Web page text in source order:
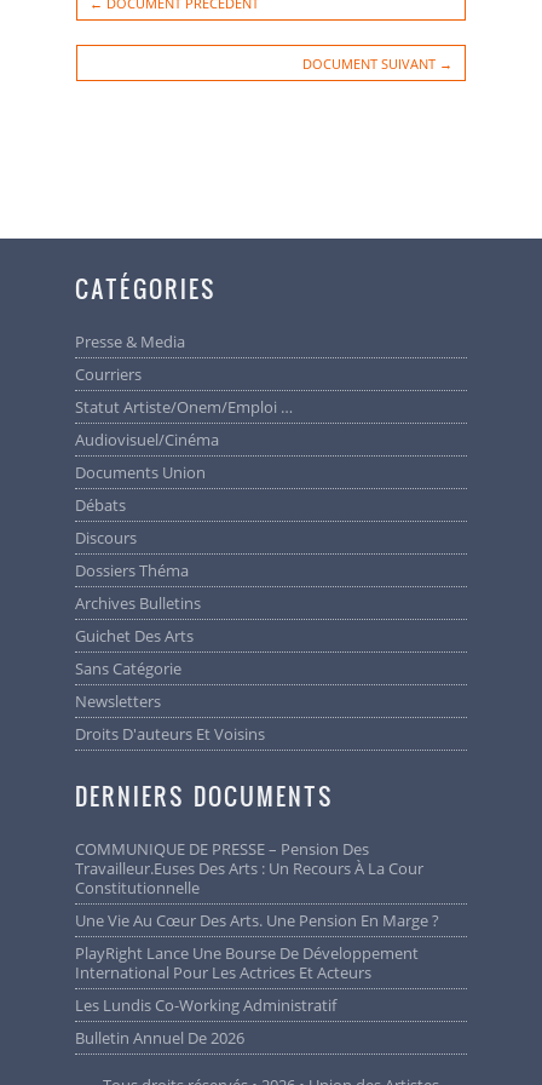
DOCUMENT SUIVANT →
CATÉGORIES
Presse & Media
Courriers
Statut Artiste/Onem/Emploi …
Audiovisuel/cinéma
Documents Union
Débats
Discours
Dossiers Théma
Archives Bulletins
Guichet Des Arts
Sans Catégorie
Newsletters
Droits D'auteurs Et Voisins
DERNIERS DOCUMENTS
COMMUNIQUE DE PRESSE – Pension Des
Travailleur.euses Des Arts : Un Recours À La Cour
Constitutionnelle
Une Vie Au Cœur Des Arts. Une Pension En Marge ?
PlayRight Lance Une Bourse De Développement
International Pour Les Actrices Et Acteurs
Les Lundis Co-Working Administratif
Bulletin Annuel De 2026